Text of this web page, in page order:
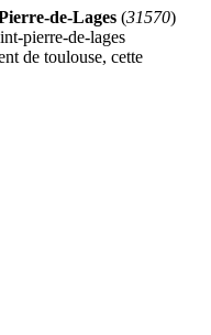
de-Lages (31570)
pierre-de-lages
de toulouse, cette